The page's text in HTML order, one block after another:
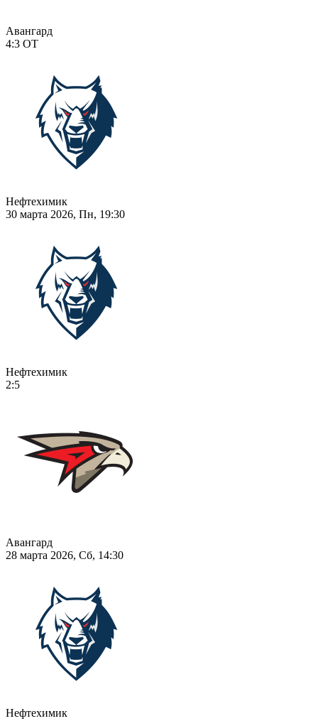
Авангард
4:3 ОТ
Нефтехимик
30 марта 2026, Пн, 19:30
Нефтехимик
2:5
Авангард
28 марта 2026, Сб, 14:30
Нефтехимик